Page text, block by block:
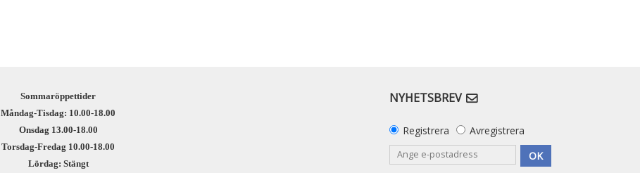
Sommaröppettider
Måndag-Tisdag: 10.00-18.00
Onsdag 13.00-18.00
Torsdag-Fredag 10.00-18.00
Lördag: Stängt
NYHETSBREV
Registrera
Avregistrera
OK